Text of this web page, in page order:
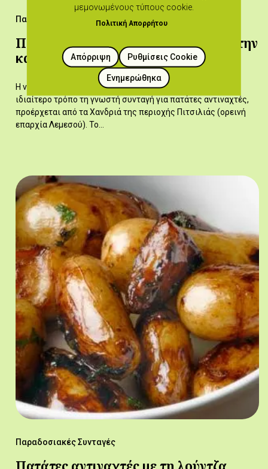
Παραδοσιακές Συνταγές
Πατάτες αντιναχτές με λουκάνικα στην
κατσαρόλλα
Η νεότερη αυτή συνταγή, που διασκευάζει με ένα πολύ
ιδιαίτερο τρόπο τη γνωστή συνταγή για πατάτες αντιναχτές,
προέρχεται από τα Χανδριά της περιοχής Πιτσιλιάς (ορεινή
επαρχία Λεμεσού). Το…
Παραδοσιακές Συνταγές
μεμονωμένους τύπους cookie.
Πολιτική Απορρήτου
Ρυθμίσεις Cookie
Απόρριψη
Ενημερώθηκα